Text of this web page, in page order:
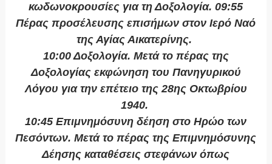
κωδωνοκρουσίες για τη Δοξολογία. 09:55
Πέρας προσέλευσης επισήμων στον Ιερό Ναό
της Αγίας Αικατερίνης.
10:00 Δοξολογία. Μετά το πέρας της
Δοξολογίας εκφώνηση του Πανηγυρικού
Λόγου για την επέτειο της 28ης Οκτωβρίου
1940.
10:45 Επιμνημόσυνη δέηση στο Ηρώο των
Πεσόντων. Μετά το πέρας της Επιμνημόσυνης
Δέησης καταθέσεις στεφάνων όπως